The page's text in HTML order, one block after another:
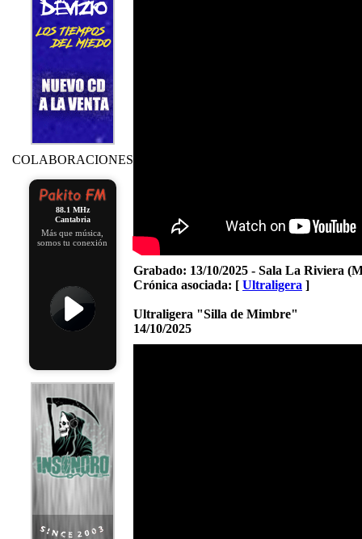
COLABORACIONES
88.1 MHz
Cantabria
Más que música,
somos tu conexión
Grabado: 13/10/2025 - Sala La Riviera
Crónica asociada: [ Ultraligera ]
Ultraligera "Silla de Mimbre"
14/10/2025